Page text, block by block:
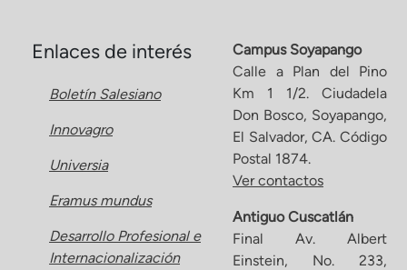
Enlaces de interés
Boletín Salesiano
Innovagro
Universia
Eramus mundus
Desarrollo Profesional e
Internacionalización
Campus Soyapango
Calle a Plan del Pino
Km 1 1/2. Ciudadela
Don Bosco, Soyapango,
El Salvador, CA. Código
Postal 1874.
Ver contactos
Antiguo Cuscatlán
Final Av. Albert
Einstein, No. 233,